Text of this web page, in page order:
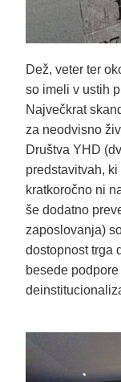
Dež, veter ter
so imeli v ustih
Največkrat
za neodvisno
Društva YHD
predstavitvah,
kratkoročno ni
še dodatno
zaposlovanja)
dostopnost trga
besede